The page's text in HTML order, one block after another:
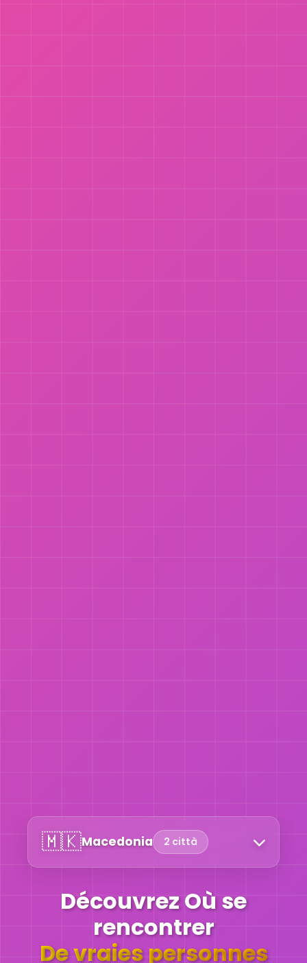
🇲🇰Macedonia 2 città
Découvrez Où se
rencontrer
De vraies personnes